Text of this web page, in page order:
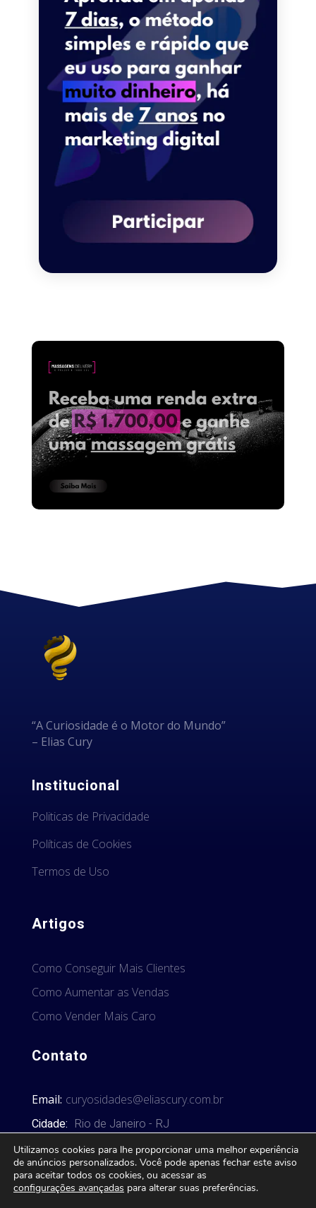
“A Curiosidade é o Motor do Mundo”
– Elias Cury
Institucional
Politicas de Privacidade
Políticas de Cookies
Termos de Uso
Artigos
Como Conseguir Mais Clientes
Como Aumentar as Vendas
Como Vender Mais Caro
Contato
Email: curyosidades@eliascury.com.br
Cidade: Rio de Janeiro - RJ
Utilizamos cookies para lhe proporcionar uma melhor experiência
de anúncios personalizados. Você pode apenas fechar este aviso
para aceitar todos os cookies, ou acessar as
configurações avançadas para alterar suas preferências.